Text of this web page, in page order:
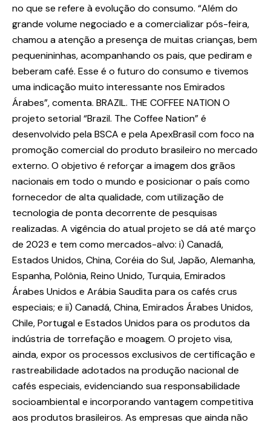
no que se refere à evolução do consumo. “Além do
grande volume negociado e a comercializar pós-feira,
chamou a atenção a presença de muitas crianças, bem
pequenininhas, acompanhando os pais, que pediram e
beberam café. Esse é o futuro do consumo e tivemos
uma indicação muito interessante nos Emirados
Árabes”, comenta. BRAZIL. THE COFFEE NATION O
projeto setorial “Brazil. The Coffee Nation” é
desenvolvido pela BSCA e pela ApexBrasil com foco na
promoção comercial do produto brasileiro no mercado
externo. O objetivo é reforçar a imagem dos grãos
nacionais em todo o mundo e posicionar o país como
fornecedor de alta qualidade, com utilização de
tecnologia de ponta decorrente de pesquisas
realizadas. A vigência do atual projeto se dá até março
de 2023 e tem como mercados-alvo: i) Canadá,
Estados Unidos, China, Coréia do Sul, Japão, Alemanha,
Espanha, Polônia, Reino Unido, Turquia, Emirados
Árabes Unidos e Arábia Saudita para os cafés crus
especiais; e ii) Canadá, China, Emirados Árabes Unidos,
Chile, Portugal e Estados Unidos para os produtos da
indústria de torrefação e moagem. O projeto visa,
ainda, expor os processos exclusivos de certificação e
rastreabilidade adotados na produção nacional de
cafés especiais, evidenciando sua responsabilidade
socioambiental e incorporando vantagem competitiva
aos produtos brasileiros. As empresas que ainda não